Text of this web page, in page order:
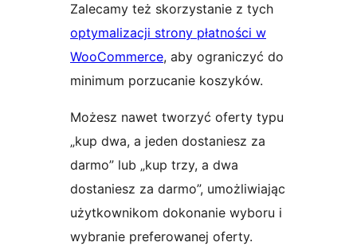
Zalecamy też skorzystanie z tych
optymalizacji strony płatności w
WooCommerce, aby ograniczyć do
minimum porzucanie koszyków.
Możesz nawet tworzyć oferty typu
„kup dwa, a jeden dostaniesz za
darmo” lub „kup trzy, a dwa
dostaniesz za darmo”, umożliwiając
użytkownikom dokonanie wyboru i
wybranie preferowanej oferty.